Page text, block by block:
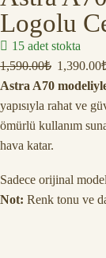
Logolu
15 adet stokta
1,590.00₺ 1,390.00
Astra A70
yapısıyla rahat ve
ömürlü kullanım
hava katar.
Sadece orijinal
Not: Renk tonu ve